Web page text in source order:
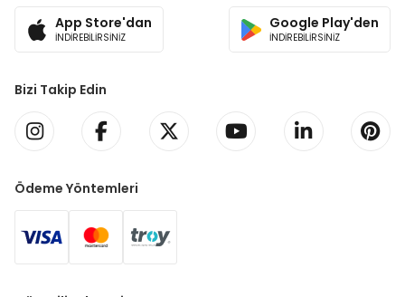
App Store'dan
İNDİREBİLİRSİNİZ
Google Play'den
İNDİREBİLİRSİNİZ
Bizi Takip Edin
Ödeme Yöntemleri